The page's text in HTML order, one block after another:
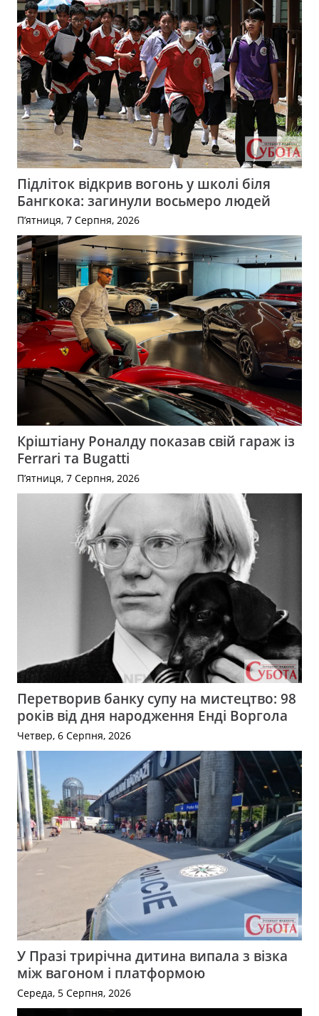
Підліток відкрив вогонь у школі біля
Бангкока: загинули восьмеро людей
П’ятниця, 7 Серпня, 2026
Кріштіану Роналду показав свій гараж із
Ferrari та Bugatti
П’ятниця, 7 Серпня, 2026
Перетворив банку супу на мистецтво: 98
років від дня народження Енді Воргола
Четвер, 6 Серпня, 2026
У Празі трирічна дитина випала з візка
між вагоном і платформою
Середа, 5 Серпня, 2026